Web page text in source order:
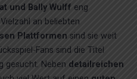
und Bally Wulff eng
an beliebten
Plattformen sind sie weit
Fans sind die Titel
gesucht. Neben detailreichen